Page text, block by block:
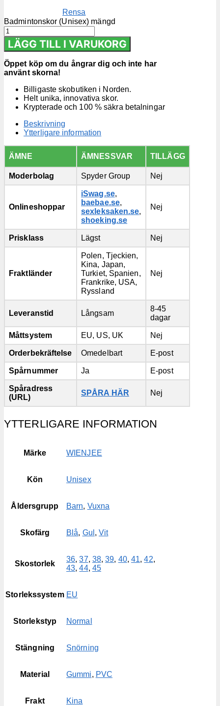
Rensa
Badmintonskor (Unisex) mängd
LÄGG TILL I VARUKORG
Öppet köp om du ångrar dig och inte har
använt skorna!
Billigaste skobutiken i Norden.
Helt unika, innovativa skor.
Krypterade och 100 % säkra betalningar
Beskrivning
Ytterligare information
ÄMNE ÄMNESSVAR TILLÄGG
Moderbolag Spyder Group Nej
Onlineshoppar
iSwag.se,
baebae.se,
sexleksaken.se,
shoeking.se
Nej
Prisklass Lägst Nej
Fraktländer
Polen, Tjeckien,
Kina, Japan,
Turkiet, Spanien,
Frankrike, USA,
Ryssland
Nej
Leveranstid Långsam
8-45
dagar
Måttsystem EU, US, UK Nej
Orderbekräftelse Omedelbart E-post
Spårnummer Ja E-post
Spåradress
(URL)
SPÅRA HÄR Nej
YTTERLIGARE INFORMATION
Märke WIENJEE
Kön Unisex
Åldersgrupp Barn, Vuxna
Skofärg Blå, Gul ,Vit
Skostorlek
36,37, 38,39, 40,41,42,
43,44, 45
Storlekssystem EU
Storlekstyp Normal
Stängning Snörning
Material Gummi, PVC
Frakt Kina